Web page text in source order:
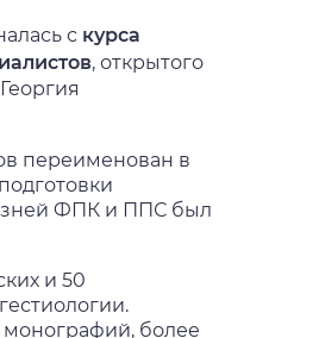
с курса
, открытого
переименован в
ФПК и ППС был
и 50
монографий, более